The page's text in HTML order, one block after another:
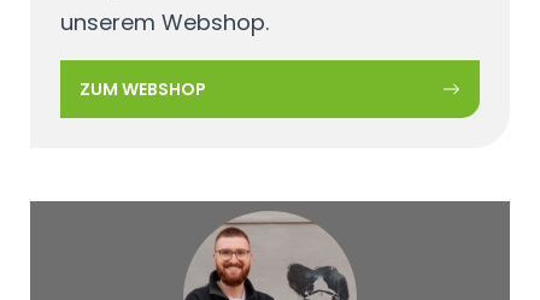
unserem Webshop.
ZUM WEBSHOP